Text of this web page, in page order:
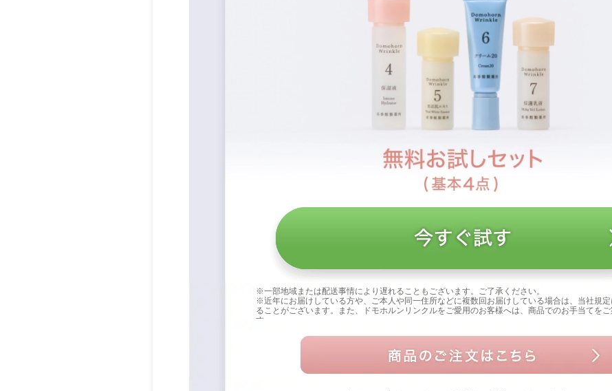
※一部地域または配送事情により遅れることもございます。ご了承ください。
※近年にお届けしている方や、ご本人や同一住所などに複数回お届けしている場合は、当社規
ることがございます。また、ドモホルンリンクルをご愛用のお客様へは、商品でのお手当てをご
す。